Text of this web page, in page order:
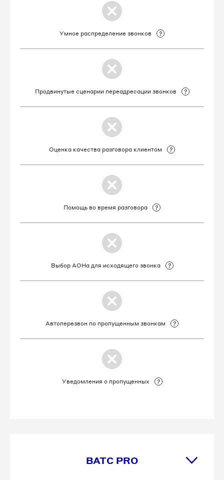
Умное распределение звонков
Продвинутые сценарии переадресации звонков
Оценка качества разговора клиентом
Помощь во время разговора
Выбор АОНа для исходящего звонка
Автоперезвон по пропущенным звонкам
Уведомления о пропущенных
ВАТС PRO